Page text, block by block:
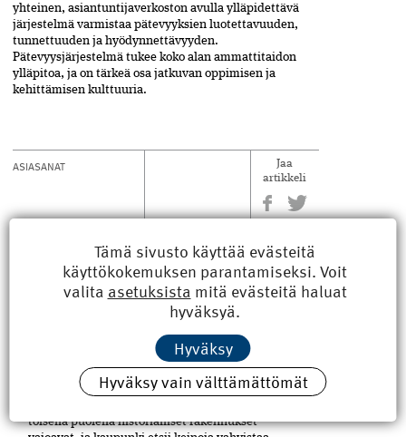
yhteinen, asiantuntijaverkoston avulla ylläpidettävä
järjestelmä varmistaa pätevyyksien luotettavuuden,
tunnettuuden ja hyödynnettävyyden.
Pätevyysjärjestelmä tukee koko alan ammattitaidon
ylläpitoa, ja on tärkeä osa jatkuvan oppimisen ja
kehittämisen kulttuuria.
ASIASANAT
Jaa
artikkeli
LUE MYÖS
Tuomiokirkko ja naapuritalot
peruskorjataan Turussa
Turun tuomiokirkon juuri alkanut laaja
toisella puolella historialliset rakennukset
Tämä sivusto käyttää evästeitä
käyttökokemuksen parantamiseksi. Voit
valita asetuksista mitä evästeitä haluat
hyväksyä.
Hyväksy
Hyväksy vain välttämättömät